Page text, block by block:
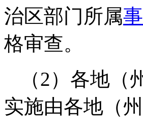
治区部门所属
格审查。
（2）各地
实施由各地（